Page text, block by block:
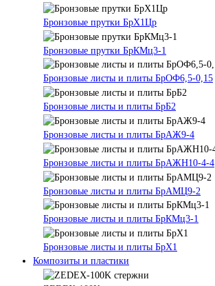
Бронзовые прутки БрХ1Цр
Бронзовые прутки БрКМц3-1
Бронзовые листы и плиты БрОФ6,5-0,15
Бронзовые листы и плиты БрБ2
Бронзовые листы и плиты БрАЖ9-4
Бронзовые листы и плиты БрАЖН10-4-4
Бронзовые листы и плиты БрАМЦ9-2
Бронзовые листы и плиты БрКМц3-1
Бронзовые листы и плиты БрХ1
Композиты и пластики